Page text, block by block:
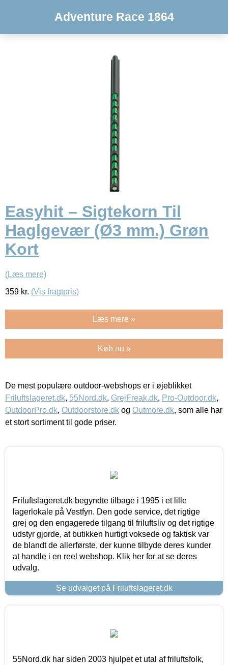
Adventure Race 1864
Easyhit – Sigtekorn Til
Haglgevær (Ø3 mm.) Grøn
Kort
(Læs mere)
359 kr. (Vis fragtpris)
Læs mere »
Køb nu »
De mest populære outdoor-webshops er i øjeblikket
Friluftslageret.dk, 55Nord.dk, GrejFreak.dk, Pro-Outdoor.dk,
OutdoorPro.dk, Outdoorstore.dk og Outmore.dk, som alle har
et stort sortiment til gode priser.
Friluftslageret.dk begyndte tilbage i 1995 i et lille
lagerlokale på Vestfyn. Den gode service, det rigtige
grej og den engagerede tilgang til friluftsliv og det rigtige
udstyr gjorde, at butikken hurtigt voksede og faktisk var
de blandt de allerførste, der kunne tilbyde deres kunder
at handle i en reel webshop. Klik her for at se deres
udvalg.
Se udvalget på Friluftslageret.dk
55Nord.dk har siden 2003 hjulpet et utal af friluftsfolk,